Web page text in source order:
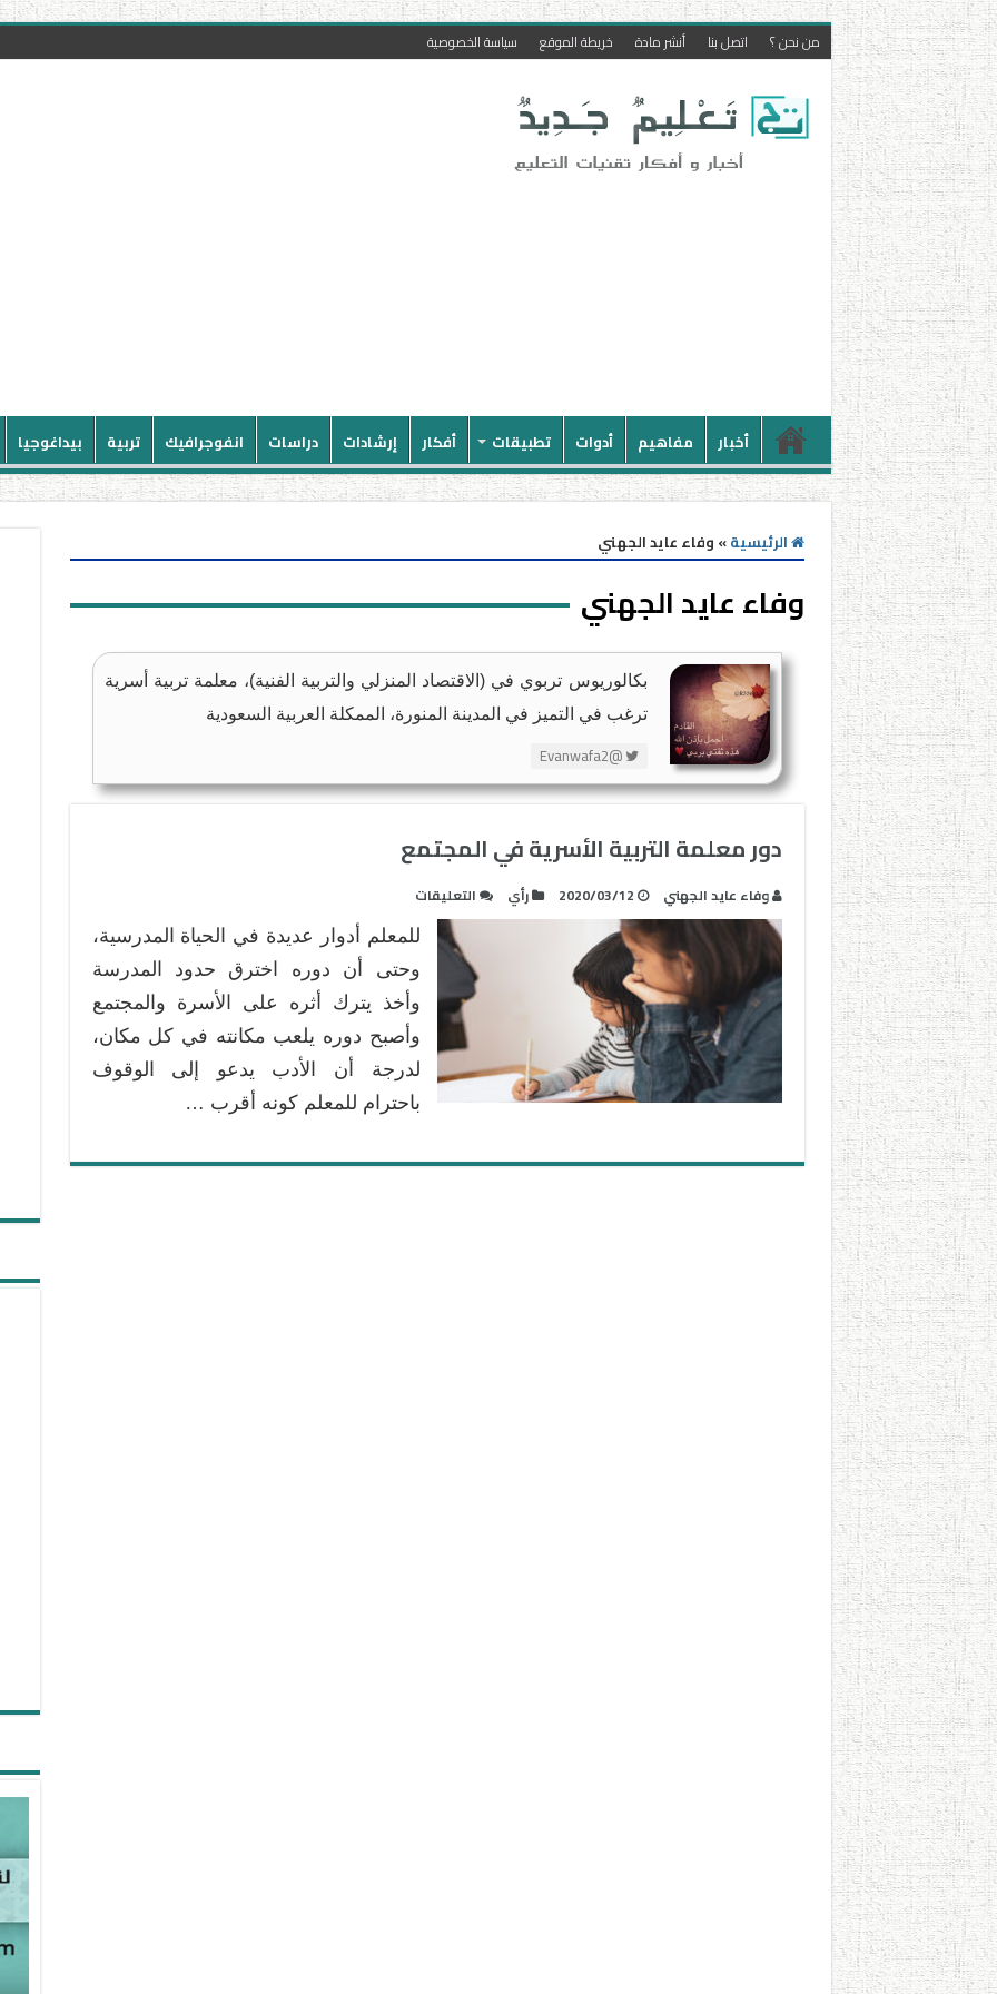
من نحن ؟ اتصل بنا أنشر مادة خريطة الموقع سياسة الخصوصية
أخبار مفاهيم أدوات تطبيقات أفكار إرشادات دراسات انفوجرافيك تربية بيداغوجيا
الرئيسية» وفاء عايد الجهني
وفاء عايد الجهني
بكالوريوس تربوي في (الاقتصاد المنزلي والتربية الفنية)، معلمة تربية أسرية
ترغب في التميز في المدينة المنورة، الممكلة العربية السعودية
@Evanwafa2
دور معلمة التربية الأسرية في المجتمع
وفاء عايد الجهني 2020/03/12 رأي التعليقات
معلمة
التربية
الأسرية
في
المجتمع
مغلقة
للمعلم أدوار عديدة في الحياة المدرسية،
وحتى أن دوره اخترق حدود المدرسة
وأخذ يترك أثره على الأسرة والمجتمع
وأصبح دوره يلعب مكانته في كل مكان،
لدرجة أن الأدب يدعو إلى الوقوف
باحترام للمعلم كونه أقرب …